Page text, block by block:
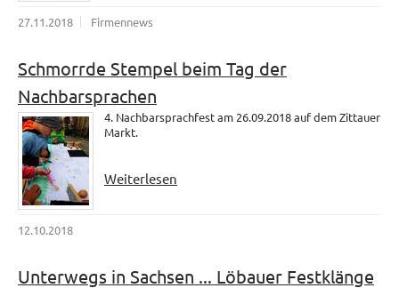
27.11.2018 Firmennews
Schmorrde Stempel beim Tag der
Nachbarsprachen
4. Nachbarsprachfest am 26.09.2018 auf dem Zittauer
Markt.
Weiterlesen
12.10.2018
Unterwegs in Sachsen ... Löbauer Festklänge